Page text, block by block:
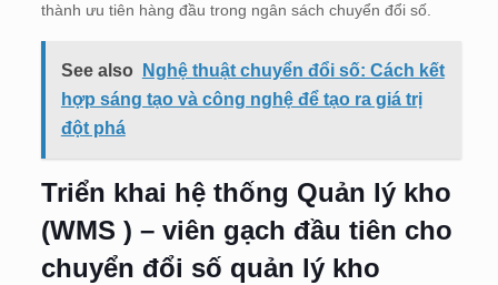
thành ưu tiên hàng đầu trong ngân sách chuyển đổi số.
See also
Nghệ thuật chuyển đổi số: Cách kết
hợp sáng tạo và công nghệ để tạo ra giá trị
đột phá
Triển khai hệ thống Quản lý kho
(WMS ) – viên gạch đầu tiên cho
chuyển đổi số quản lý kho